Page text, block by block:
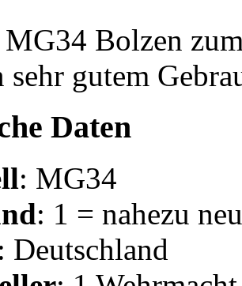
Bolzen
gutem
Daten
: MG34
: 1 = nahezu
: Deutschland